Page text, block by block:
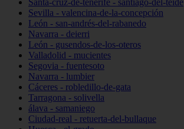
Santa-cruz-de-tenerife - santiago-del-teide
Sevilla - valencina-de-la-concepción
León - san-andrés-del-rabanedo
Navarra - deierri
León - gusendos-de-los-oteros
Valladolid - mucientes
Segovia - fuentesoto
Navarra - lumbier
Cáceres - robledillo-de-gata
Tarragona - solivella
álava - samaniego
Ciudad-real - retuerta-del-bullaque